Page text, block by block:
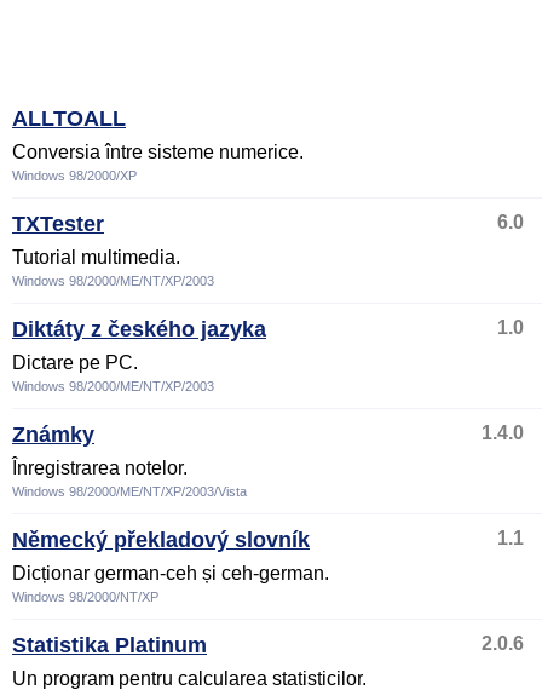
ALLTOALL
Conversia între sisteme numerice.
Windows 98/2000/XP
TXTester
6.0
Tutorial multimedia.
Windows 98/2000/ME/NT/XP/2003
Diktáty z českého jazyka
1.0
Dictare pe PC.
Windows 98/2000/ME/NT/XP/2003
Známky
1.4.0
Înregistrarea notelor.
Windows 98/2000/ME/NT/XP/2003/Vista
Německý překladový slovník
1.1
Dicționar german-ceh și ceh-german.
Windows 98/2000/NT/XP
Statistika Platinum
2.0.6
Un program pentru calcularea statisticilor.